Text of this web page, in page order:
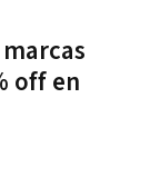
off en